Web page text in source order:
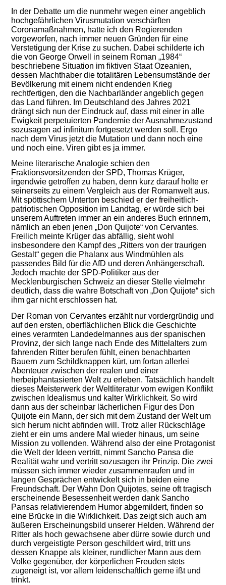
In der Debatte um die nunmehr wegen einer angeblich
hochgefährlichen Virusmutation verschärften
Coronamaßnahmen, hatte ich den Regierenden
vorgeworfen, nach immer neuen Gründen für eine
Verstetigung der Krise zu suchen. Dabei schilderte ich
die von George Orwell in seinem Roman „1984“
beschriebene Situation im fiktiven Staat Ozeanien,
dessen Machthaber die totalitären Lebensumstände der
Bevölkerung mit einem nicht endenden Krieg
rechtfertigen, den die Nachbarländer angeblich gegen
das Land führen. Im Deutschland des Jahres 2021
drängt sich nun der Eindruck auf, dass mit einer in alle
Ewigkeit perpetuierten Pandemie der Ausnahmezustand
sozusagen ad infinitum fortgesetzt werden soll. Ergo
nach dem Virus jetzt die Mutation und dann noch eine
und noch eine. Viren gibt es ja immer.
Meine literarische Analogie schien den
Fraktionsvorsitzenden der SPD, Thomas Krüger,
irgendwie getroffen zu haben, denn kurz darauf holte er
seinerseits zu einem Vergleich aus der Romanwelt aus.
Mit spöttischem Unterton beschied er der freiheitlich-
patriotischen Opposition im Landtag, er würde sich bei
unserem Auftreten immer an ein anderes Buch erinnern,
nämlich an eben jenen „Don Quijote“ von Cervantes.
Freilich meinte Krüger das abfällig, sieht wohl
insbesondere den Kampf des „Ritters von der traurigen
Gestalt“ gegen die Phalanx aus Windmühlen als
passendes Bild für die AfD und deren Anhängerschaft.
Jedoch machte der SPD-Politiker aus der
Mecklenburgischen Schweiz an dieser Stelle vielmehr
deutlich, dass die wahre Botschaft von „Don Quijote“ sich
ihm gar nicht erschlossen hat.
Der Roman von Cervantes erzählt nur vordergründig und
auf den ersten, oberflächlichen Blick die Geschichte
eines verarmten Landedelmannes aus der spanischen
Provinz, der sich lange nach Ende des Mittelalters zum
fahrenden Ritter berufen fühlt, einen benachbarten
Bauern zum Schildknappen kürt, um fortan allerlei
Abenteuer zwischen der realen und einer
herbeiphantasierten Welt zu erleben. Tatsächlich handelt
dieses Meisterwerk der Weltliteratur vom ewigen Konflikt
zwischen Idealismus und kalter Wirklichkeit. So wird
dann aus der scheinbar lächerlichen Figur des Don
Quijote ein Mann, der sich mit dem Zustand der Welt um
sich herum nicht abfinden will. Trotz aller Rückschläge
zieht er ein ums andere Mal wieder hinaus, um seine
Mission zu vollenden. Während also dereine Protagonist
die Welt der Ideen vertritt, nimmt Sancho Pansa die
Realität wahr und vertritt sozusagen ihr Prinzip. Die zwei
müssen sich immer wieder zusammenraufen und in
langen Gesprächen entwickelt sich in beiden eine
Freundschaft. Der Wahn Don Quijotes, seine oft tragisch
erscheinende Besessenheit werden dank Sancho
Pansas relativierendem Humor abgemildert, finden so
eine Brücke in die Wirklichkeit. Das zeigt sich auch am
äußeren Erscheinungsbild unserer Helden. Während der
Ritter als hoch gewachsene aber dürre sowie durch und
durch vergeistigte Person geschildert wird, tritt uns
dessen Knappe als kleiner, rundlicher Mann aus dem
Volke gegenüber, der körperlichen Freuden stets
zugeneigt ist, vor allem leidenschaftlich gerne ißt und
trinkt.